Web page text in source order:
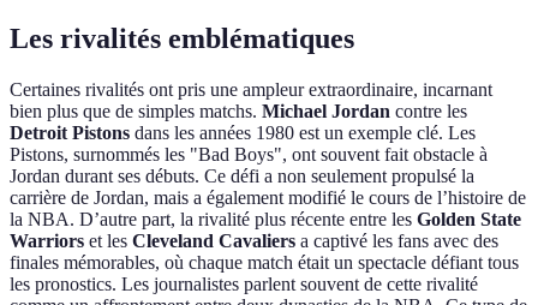
Les rivalités emblématiques
Certaines rivalités ont pris une ampleur extraordinaire, incarnant
bien plus que de simples matchs. Michael Jordan contre les
Detroit Pistons dans les années 1980 est un exemple clé. Les
Pistons, surnommés les "Bad Boys", ont souvent fait obstacle à
Jordan durant ses débuts. Ce défi a non seulement propulsé la
carrière de Jordan, mais a également modifié le cours de l’histoire de
la NBA. D’autre part, la rivalité plus récente entre les Golden State
Warriors et les Cleveland Cavaliers a captivé les fans avec des
finales mémorables, où chaque match était un spectacle défiant tous
les pronostics. Les journalistes parlent souvent de cette rivalité